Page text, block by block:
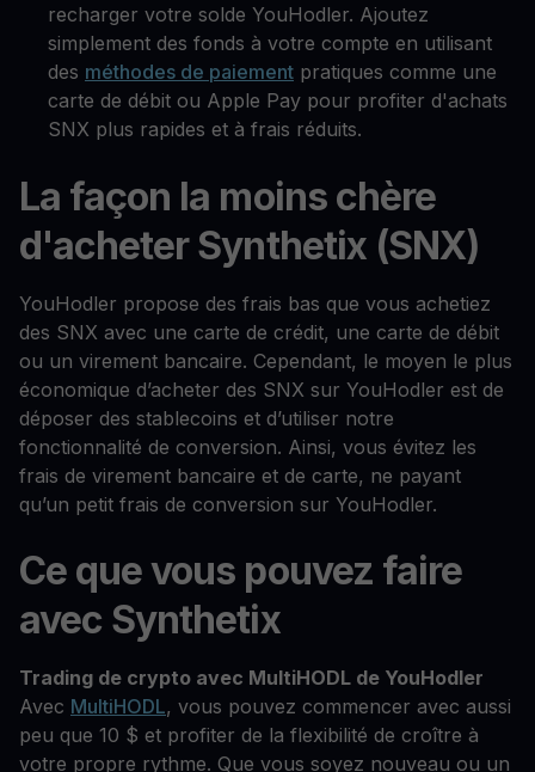
recharger votre solde YouHodler. Ajoutez
simplement des fonds à votre compte en utilisant
des méthodes de paiement pratiques comme une
carte de débit ou Apple Pay pour profiter d'achats
SNX plus rapides et à frais réduits.
La façon la moins chère
d'acheter Synthetix (SNX)
YouHodler propose des frais bas que vous achetiez
des SNX avec une carte de crédit, une carte de débit
ou un virement bancaire. Cependant, le moyen le plus
économique d’acheter des SNX sur YouHodler est de
déposer des stablecoins et d’utiliser notre
fonctionnalité de conversion. Ainsi, vous évitez les
frais de virement bancaire et de carte, ne payant
qu’un petit frais de conversion sur YouHodler.
Ce que vous pouvez faire
avec Synthetix
Trading de crypto avec MultiHODL de YouHodler
Avec MultiHODL, vous pouvez commencer avec aussi
peu que 10 $ et profiter de la flexibilité de croître à
votre propre rythme. Que vous soyez nouveau ou un